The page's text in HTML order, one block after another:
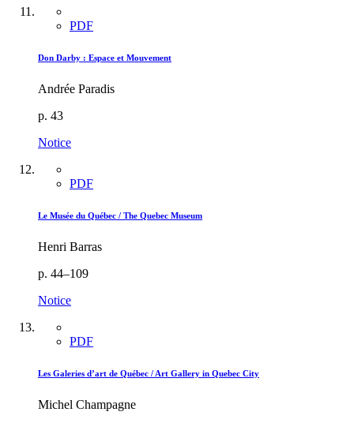
PDF
Don Darby : Espace et Mouvement
Andrée Paradis
p. 43
Notice
PDF
Le Musée du Québec / The Quebec Museum
Henri Barras
p. 44–109
Notice
PDF
Les Galeries d’art de Québec / Art Gallery in Quebec City
Michel Champagne